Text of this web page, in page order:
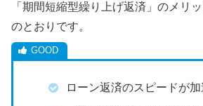
「期間短縮型繰り上げ返済」のメリ
のとおりです。
ローン返済のスピードが加